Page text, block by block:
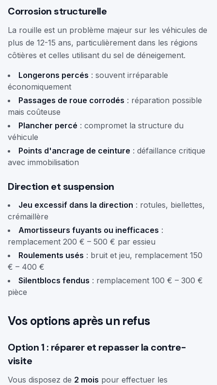
Corrosion structurelle
La rouille est un problème majeur sur les véhicules de
plus de 12-15 ans, particulièrement dans les régions
côtières et celles utilisant du sel de déneigement.
Longerons percés : souvent irréparable
économiquement
Passages de roue corrodés : réparation possible
mais coûteuse
Plancher percé : compromet la structure du
véhicule
Points d'ancrage de ceinture : défaillance critique
avec immobilisation
Direction et suspension
Jeu excessif dans la direction : rotules, biellettes,
crémaillère
Amortisseurs fuyants ou inefficaces :
remplacement 200 € – 500 € par essieu
Roulements usés : bruit et jeu, remplacement 150
€ – 400 €
Silentblocs fendus : remplacement 100 € – 300 €
pièce
Vos options après un refus
Option 1 : réparer et repasser la contre-
visite
Vous disposez de 2 mois pour effectuer les